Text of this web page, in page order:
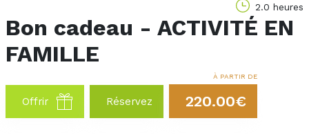
2.0 heures
Bon cadeau - ACTIVITÉ EN
FAMILLE
Offrir Réservez
À PARTIR DE
220.00€